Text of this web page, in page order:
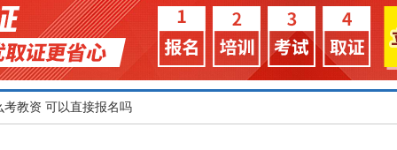
考教资 可以直接报名吗